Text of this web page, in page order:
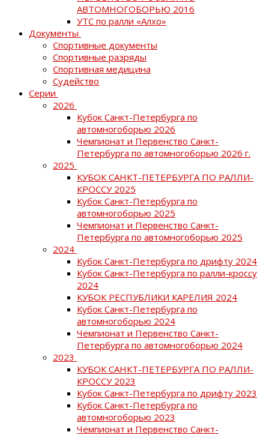
АВТОМНОГОБОРЬЮ 2016
УТС по ралли «Алхо»
Документы
Спортивные документы
Спортивные разряды
Спортивная медицина
Судейство
Серии
2026
Кубок Санкт-Петербурга по
автомногоборью 2026
Чемпионат и Первенство Санкт-
Петербурга по автомногоборью 2026 г.
2025
КУБОК САНКТ-ПЕТЕРБУРГА ПО РАЛЛИ-
КРОССУ 2025
Кубок Санкт-Петербурга по
автомногоборью 2025
Чемпионат и Первенство Санкт-
Петербурга по автомногоборью 2025
2024
Кубок Санкт-Петербурга по дрифту 2024
Кубок Санкт-Петербурга по ралли-кроссу
2024
КУБОК РЕСПУБЛИКИ КАРЕЛИЯ 2024
Кубок Санкт-Петербурга по
автомногоборью 2024
Чемпионат и Первенство Санкт-
Петербурга по автомногоборью 2024
2023
КУБОК САНКТ-ПЕТЕРБУРГА ПО РАЛЛИ-
КРОССУ 2023
Кубок Санкт-Петербурга по дрифту 2023
Кубок Санкт-Петербурга по
автомногоборью 2023
Чемпионат и Первенство Санкт-